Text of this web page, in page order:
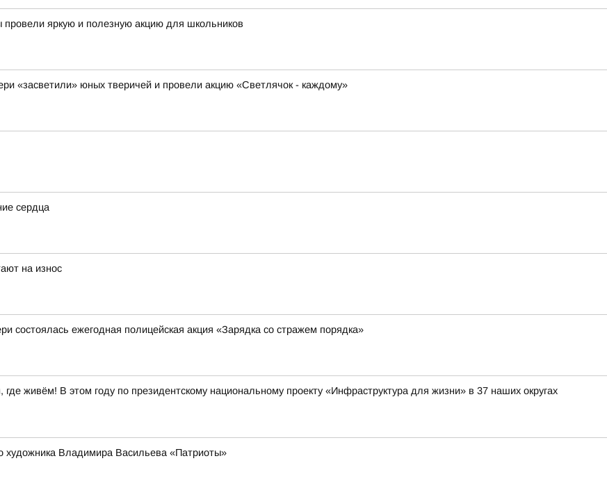
провели яркую и полезную акцию для школьников
«засветили» юных тверичей и провели акцию «Светлячок - каждому»
сердца
на износ
состоялась ежегодная полицейская акция «Зарядка со стражем порядка»
живём! В этом году по президентскому национальному проекту «Инфраструктура для жизни» в 37 наших округах
художника Владимира Васильева «Патриоты»